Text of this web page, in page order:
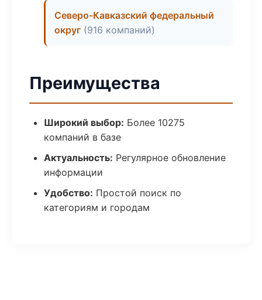
Северо-Кавказский федеральный
округ (916 компаний)
Преимущества
Широкий выбор: Более 10275
компаний в базе
Актуальность: Регулярное обновление
информации
Удобство: Простой поиск по
категориям и городам